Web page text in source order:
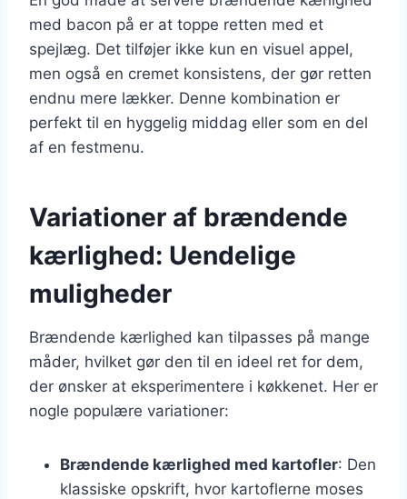
med bacon på er at toppe retten med et
spejlæg. Det tilføjer ikke kun en visuel appel,
men også en cremet konsistens, der gør retten
endnu mere lækker. Denne kombination er
perfekt til en hyggelig middag eller som en del
af en festmenu.
Variationer af brændende
kærlighed: Uendelige
muligheder
Brændende kærlighed kan tilpasses på mange
måder, hvilket gør den til en ideel ret for dem,
der ønsker at eksperimentere i køkkenet. Her er
nogle populære variationer:
Brændende kærlighed med kartofler: Den
klassiske opskrift, hvor kartoflerne moses